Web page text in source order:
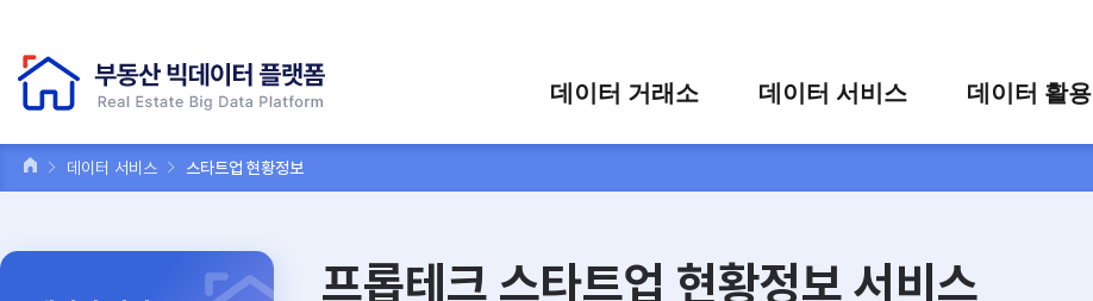
데이터 거래소
상세 검색
데이터 서비스
가공 지원 서비스
데이터 활용
데이터 서비스 스타트업 현황정보
프롭테크 스타트업 현황정보 서비스